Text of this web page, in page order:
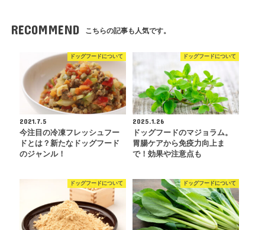
RECOMMEND こちらの記事も人気です。
ドッグフードについて
2021.7.5
今注目の冷凍フレッシュフー
ドとは？新たなドッグフード
のジャンル！
ドッグフードについて
2025.1.26
ドッグフードのマジョラム。
胃腸ケアから免疫力向上ま
で！効果や注意点も
ドッグフードについて ドッグフードについて